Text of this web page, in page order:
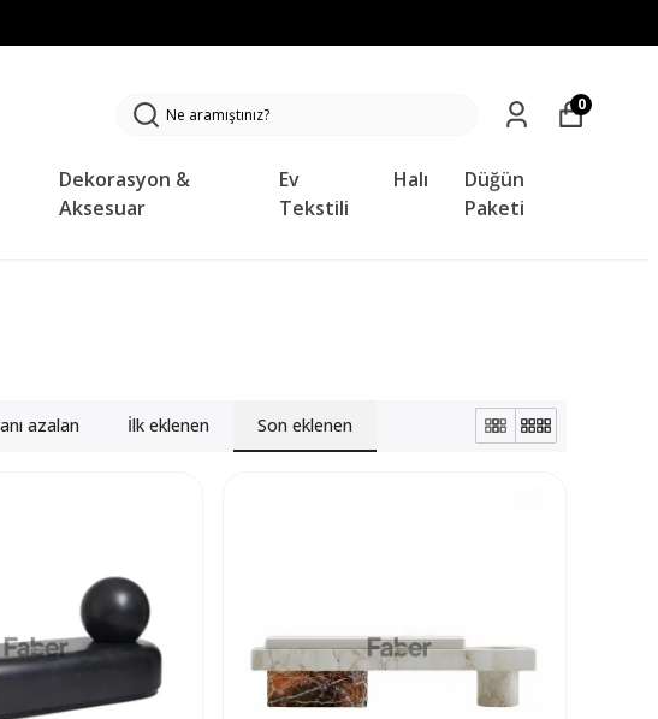
Dekorasyon &
Aksesuar
Ev
Tekstili
Halı
Düğün
Paketi
0
azalan İlk eklenen Son eklenen